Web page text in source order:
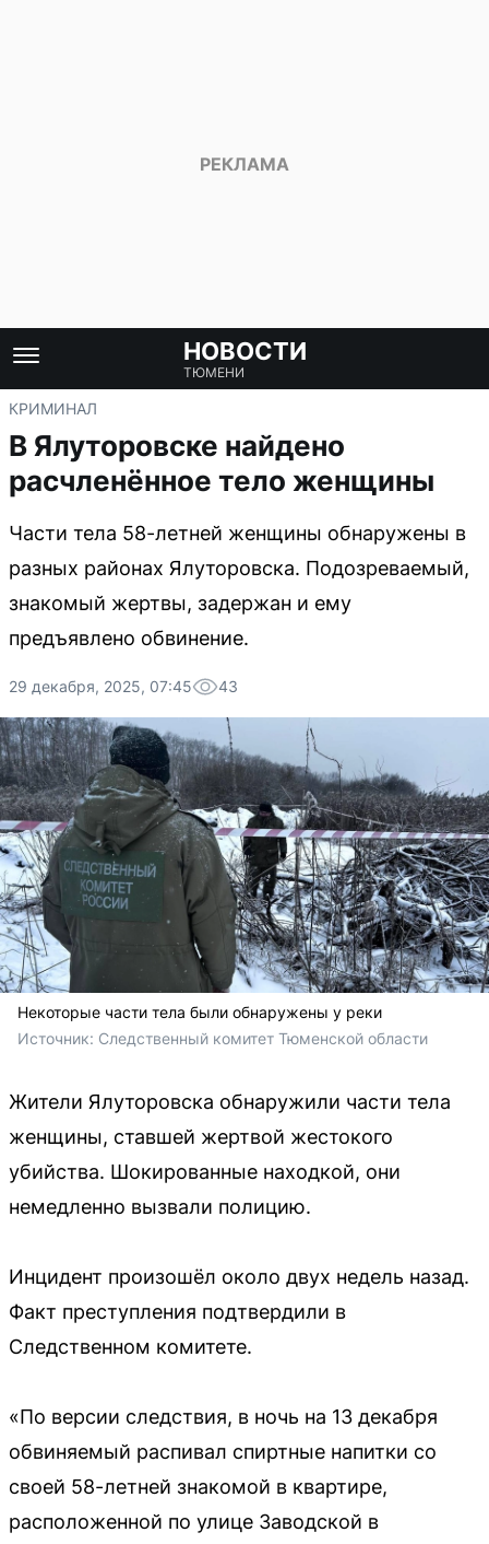
НОВОСТИ
ТЮМЕНИ
КРИМИНАЛ
В Ялуторовске найдено
расчленённое тело женщины
Части тела 58-летней женщины обнаружены в
разных районах Ялуторовска. Подозреваемый,
знакомый жертвы, задержан и ему
предъявлено обвинение.
29 декабря, 2025, 07:45 43
Некоторые части тела были обнаружены у реки
Источник: Следственный комитет Тюменской области
Жители Ялуторовска обнаружили части тела
женщины, ставшей жертвой жестокого
убийства. Шокированные находкой, они
немедленно вызвали полицию.
Инцидент произошёл около двух недель назад.
Факт преступления подтвердили в
Следственном комитете.
«По версии следствия, в ночь на 13 декабря
обвиняемый распивал спиртные напитки со
своей 58-летней знакомой в квартире,
расположенной по улице Заводской в